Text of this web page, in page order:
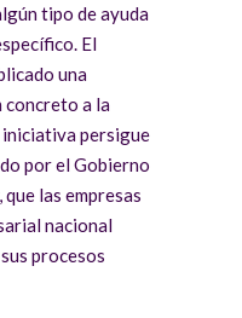
tipo de ayuda
El
una
concreto a la
persigue
por el Gobierno
las empresas
nacional
procesos